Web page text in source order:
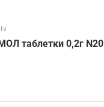
таблетки 0,2г N20